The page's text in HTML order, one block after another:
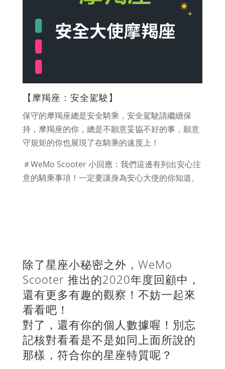
【摩羯座：安全駕駛】
保守的摩羯座總是安全騎乘，安全駕駛請繼續保
持，摩羯座的你，總是不願意妥協不好的事，願意
守規矩的你也展現了在騎乘的速度上！
＃WeMo Scooter 小回應：我們這邊有列出安心注
意的騎乘事項！一定要讓身為安心大使的你知道。
除了星座小秘密之外，WeMo
Scooter 推出的2020年度回顧中，
還有更多有趣的觀察！不妨一起來
看看吧！
對了，還有你的個人數據喔！別忘
記核對看看是不是如同上面所說的
那樣，符合你的星座特質呢？